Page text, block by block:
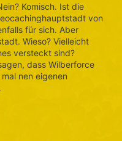
Komisch. Ist die
von
für sich. Aber
Wieso? Vielleicht
versteckt sind?
dass Wilberforce
nen eigenen